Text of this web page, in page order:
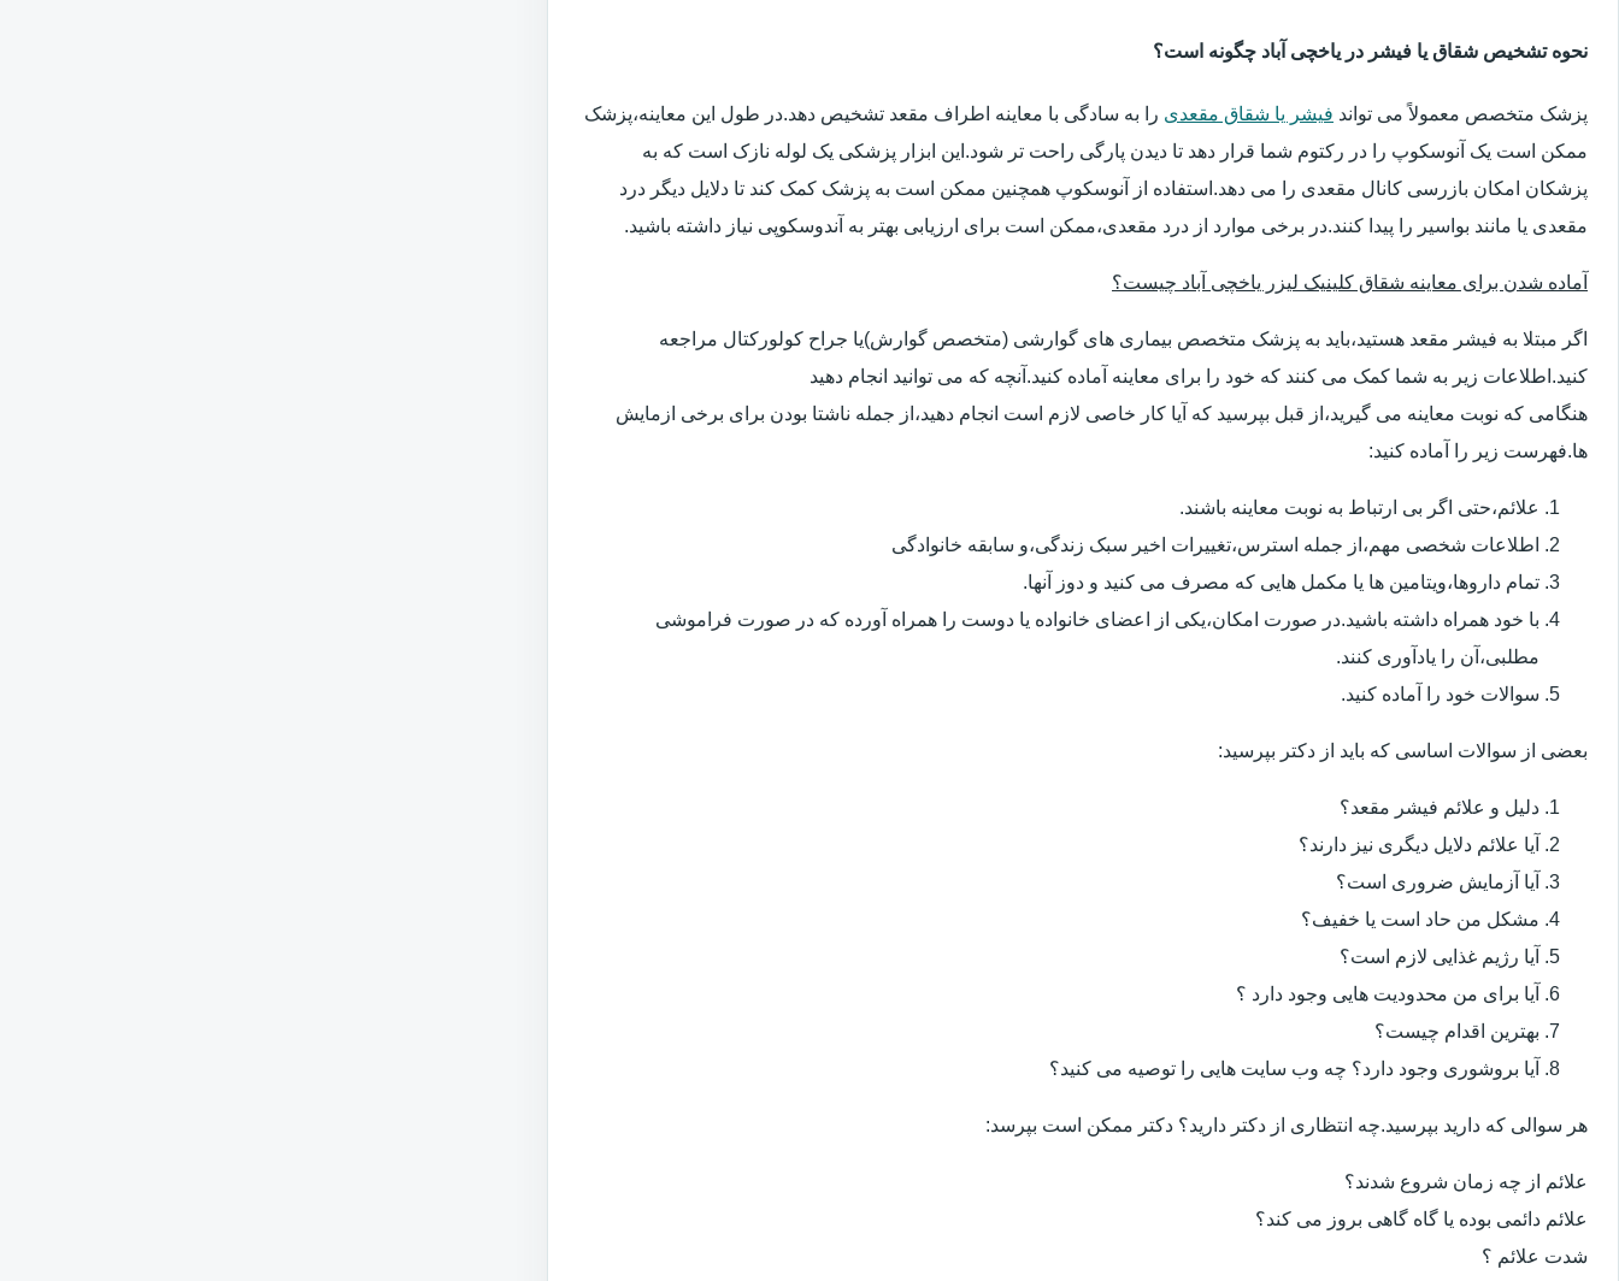
نحوه تشخیص شقاق یا فیشر در یاخچی آباد چگونه است؟
پزشک متخصص معمولاً می تواند فیشر یا شقاق مقعدی را به سادگی با معاینه اطراف مقعد تشخیص دهد.در طول این معاینه،پزشک
ممکن است یک آنوسکوپ را در رکتوم شما قرار دهد تا دیدن پارگی راحت تر شود.این ابزار پزشکی یک لوله نازک است که به
پزشکان امکان بازرسی کانال مقعدی را می دهد.استفاده از آنوسکوپ همچنین ممکن است به پزشک کمک کند تا دلایل دیگر درد
مقعدی یا مانند بواسیر را پیدا کنند.در برخی موارد از درد مقعدی،ممکن است برای ارزیابی بهتر به آندوسکوپی نیاز داشته باشید.
آماده شدن برای معاینه شقاق کلینیک لیزر یاخچی آباد چیست؟
اگر مبتلا به فیشر مقعد هستید،باید به پزشک متخصص بیماری های گوارشی (متخصص گوارش)یا جراح کولورکتال مراجعه
کنید.اطلاعات زیر به شما کمک می کنند که خود را برای معاینه آماده کنید.آنچه که می توانید انجام دهید
هنگامی که نوبت معاینه می گیرید،از قبل بپرسید که آیا کار خاصی لازم است انجام دهید،از جمله ناشتا بودن برای برخی ازمایش
ها.فهرست زیر را آماده کنید:
علائم،حتی اگر بی ارتباط به نوبت معاینه باشند.
اطلاعات شخصی مهم،از جمله استرس،تغییرات اخیر سبک زندگی،و سابقه خانوادگی
تمام داروها،ویتامین ها یا مکمل هایی که مصرف می کنید و دوز آنها.
با خود همراه داشته باشید.در صورت امکان،یکی از اعضای خانواده یا دوست را همراه آورده که در صورت فراموشی
مطلبی،آن را یادآوری کنند.
سوالات خود را آماده کنید.
بعضی از سوالات اساسی که باید از دکتر بپرسید:
دلیل و علائم فیشر مقعد؟
آیا علائم دلایل دیگری نیز دارند؟
آیا آزمایش ضروری است؟
مشکل من حاد است یا خفیف؟
آیا رژیم غذایی لازم است؟
آیا برای من محدودیت هایی وجود دارد ؟
بهترین اقدام چیست؟
آیا بروشوری وجود دارد؟ چه وب سایت هایی را توصیه می کنید؟
هر سوالی که دارید بپرسید.چه انتظاری از دکتر دارید؟ دکتر ممکن است بپرسد:
علائم از چه زمان شروع شدند؟
علائم دائمی بوده یا گاه گاهی بروز می کند؟
شدت علائم ؟